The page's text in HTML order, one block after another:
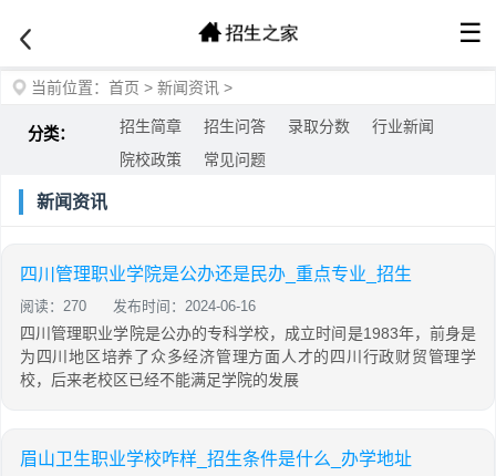
☰
当前位置： 首页 > 新闻资讯 >
分类： 招生简章 招生问答 录取分数
行业新闻
院校政策
常见问题
新闻资讯
四川管理职业学院是公办还是民办_重点专业_招生
阅读：270 发布时间：2024-06-16
四川管理职业学院是公办的专科学校，成立时间是1983年，前身是
为四川地区培养了众多经济管理方面人才的四川行政财贸管理学
校，后来老校区已经不能满足学院的发展
眉山卫生职业学校咋样_招生条件是什么_办学地址